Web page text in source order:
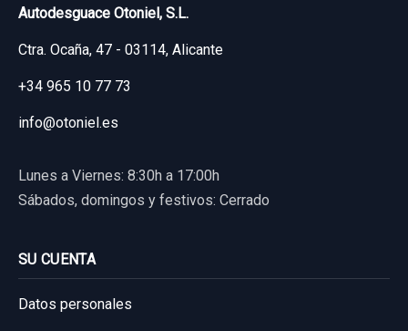
Autodesguace Otoniel, S.L.
Ctra. Ocaña, 47 - 03114, Alicante
+34 965 10 77 73
info@otoniel.es
Lunes a Viernes: 8:30h a 17:00h
Sábados, domingos y festivos: Cerrado
SU CUENTA
Datos personales